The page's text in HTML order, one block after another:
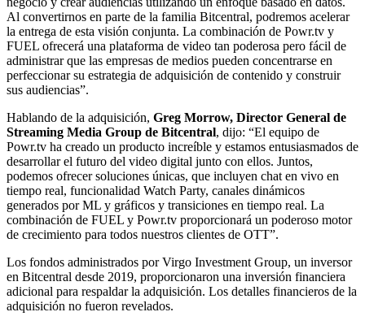
Al convertirnos en parte de la familia Bitcentral, podremos acelerar
la entrega de esta visión conjunta. La combinación de Powr.tv y
FUEL ofrecerá una plataforma de video tan poderosa pero fácil de
administrar que las empresas de medios pueden concentrarse en
perfeccionar su estrategia de adquisición de contenido y construir
sus audiencias”.
Hablando de la adquisición, Greg Morrow, Director General de
Streaming Media Group de Bitcentral, dijo: “El equipo de
Powr.tv ha creado un producto increíble y estamos entusiasmados de
desarrollar el futuro del video digital junto con ellos. Juntos,
podemos ofrecer soluciones únicas, que incluyen chat en vivo en
tiempo real, funcionalidad Watch Party, canales dinámicos
generados por ML y gráficos y transiciones en tiempo real. La
combinación de FUEL y Powr.tv proporcionará un poderoso motor
de crecimiento para todos nuestros clientes de OTT”.
Los fondos administrados por Virgo Investment Group, un inversor
en Bitcentral desde 2019, proporcionaron una inversión financiera
adicional para respaldar la adquisición. Los detalles financieros de la
adquisición no fueron revelados.